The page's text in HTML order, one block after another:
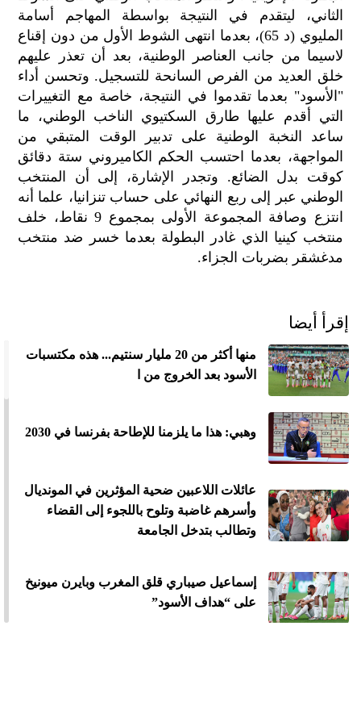
الثاني، ليتقدم في النتيجة بواسطة المهاجم أسامة
المليوي (د 65)، بعدما انتهى الشوط الأول من دون إقناع
لاسيما من جانب العناصر الوطنية، بعد أن تعذر عليهم
خلق العديد من الفرص السانحة للتسجيل. وتحسن أداء
"الأسود" بعدما تقدموا في النتيجة، خاصة مع التغييرات
التي أقدم عليها طارق السكتيوي الناخب الوطني، ما
ساعد النخبة الوطنية على تدبير الوقت المتبقي من
المواجهة، بعدما احتسب الحكم الكاميروني ستة دقائق
كوقت بدل الضائع. وتجدر الإشارة، إلى أن المنتخب
الوطني عبر إلى ربع النهائي على حساب تنزانيا، علما أنه
انتزع وصافة المجموعة الأولى بمجموع 9 نقاط، خلف
منتخب كينيا الذي غادر البطولة بعدما خسر ضد منتخب
مدغشقر بضربات الجزاء.
إقرأ أيضا
منها أكثر من 20 مليار سنتيم... هذه مكتسبات
الأسود بعد الخروج من ا
وهبي: هذا ما يلزمنا للإطاحة بفرنسا في 2030
عائلات اللاعبين ضحية المؤثرين في المونديال
وأسرهم غاضبة وتلوح باللجوء إلى القضاء
وتطالب بتدخل الجامعة
إسماعيل صيباري قلق المغرب وبايرن ميونيخ
على “هداف الأسود”